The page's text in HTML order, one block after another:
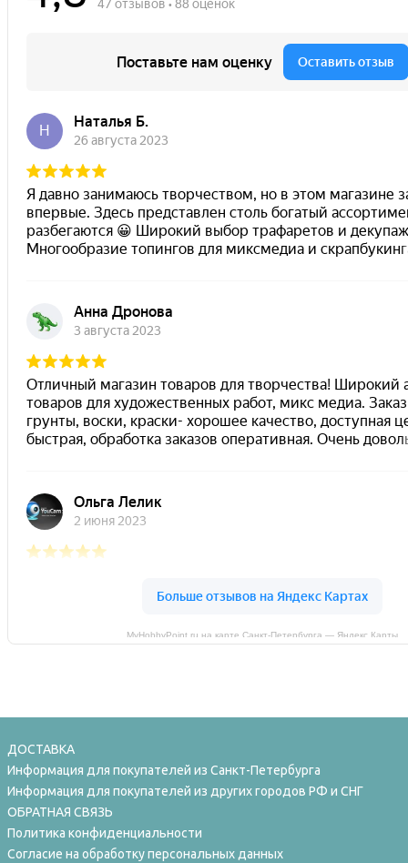
MyHobbyPoint.ru на карте Санкт‑Петербурга — Яндекс Карты
ДОСТАВКА
Информация для покупателей из Санкт-Петербурга
Информация для покупателей из других городов РФ и СНГ
ОБРАТНАЯ СВЯЗЬ
Политика конфиденциальности
Согласие на обработку персональных данных